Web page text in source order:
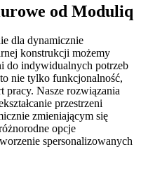
od Moduliq
dla dynamicznie
konstrukcji możemy
do indywidualnych potrzeb
nie tylko funkcjonalność,
pracy. Nasze rozwiązania
przestrzeni
zmieniającym się
opcje
spersonalizowanych